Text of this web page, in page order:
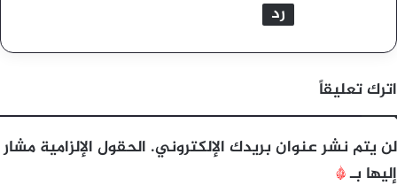
رد
اترك تعليقاً
لن يتم نشر عنوان بريدك الإلكتروني. الحقول الإلزامية مشار
إليها بـ*